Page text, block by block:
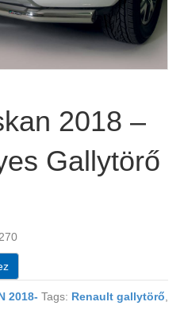
2018 –
Gallytörő
2018- Tags: Renault gallytörő,